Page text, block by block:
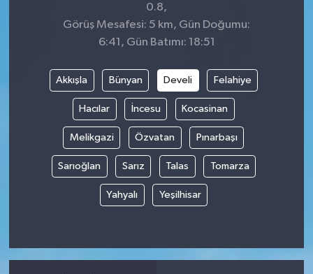
0.8,
Görüş Mesafesi: 5 km, Gün Doğumu:
6:41, Gün Batımı: 18:51
Akkışla Bünyan Develi Felahiye
Hacılar İncesu Kocasinan
Melikgazi Özvatan Pınarbaşı
Sarıoğlan Sarız Talas Tomarza
Yahyalı Yeşilhisar